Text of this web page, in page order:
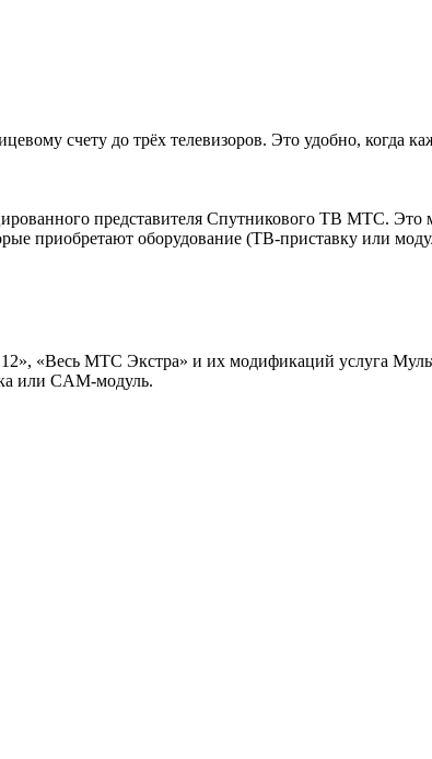
счету до трёх телевизоров. Это удобно, когда
представителя Спутникового ТВ МТС. Это
приобретают оборудование (ТВ-приставку или
МТС Экстра» и их модификаций услуга
или CAM-модуль.